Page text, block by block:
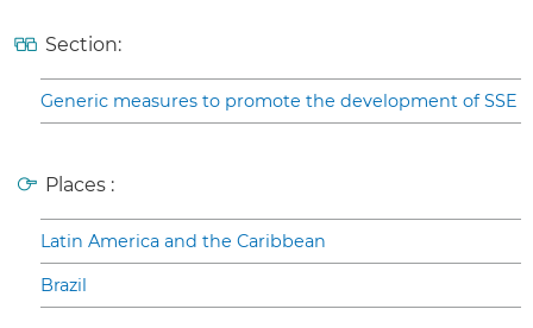
Section:
Generic measures to promote the development of SSE
Places :
Latin America and the Caribbean
Brazil